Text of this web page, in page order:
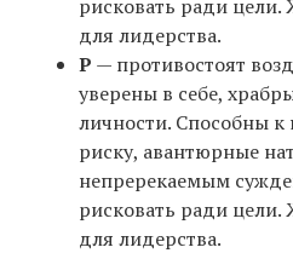
рисковать ради
для лидерства.
Р — противостоят
уверены в себе,
личности. Способны
риску, авантюрные
непререкаемым
рисковать ради
для лидерства.